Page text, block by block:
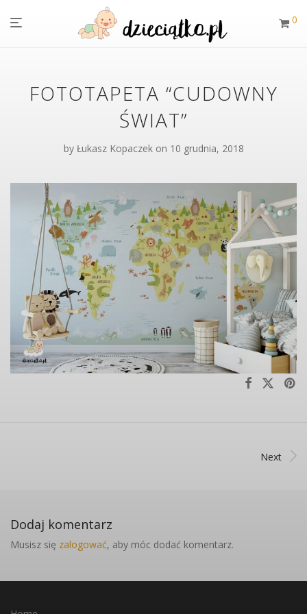
0
FOTOTAPETA “CUDOWNY
ŚWIAT”
by Łukasz Kopaczek on 10 grudnia, 2018
Next
Dodaj komentarz
Musisz się zalogować, aby móc dodać komentarz.